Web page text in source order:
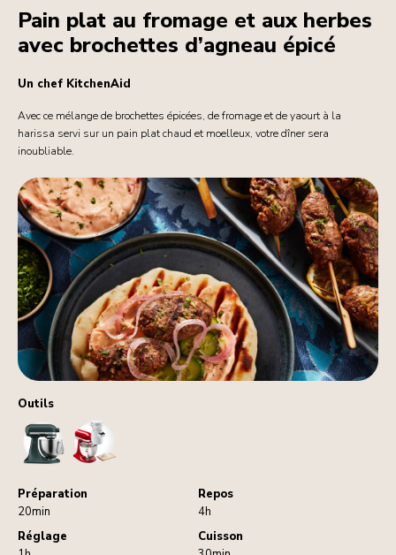
Outils
StandMixer
Sifter
Préparation
20min
Repos
4h
Réglage
Cuisson
Pain plat au fromage et aux herbes
avec brochettes d’agneau épicé
Un chef KitchenAid
Avec ce mélange de brochettes épicées, de fromage et de yaourt à la
harissa servi sur un pain plat chaud et moelleux, votre dîner sera
inoubliable.